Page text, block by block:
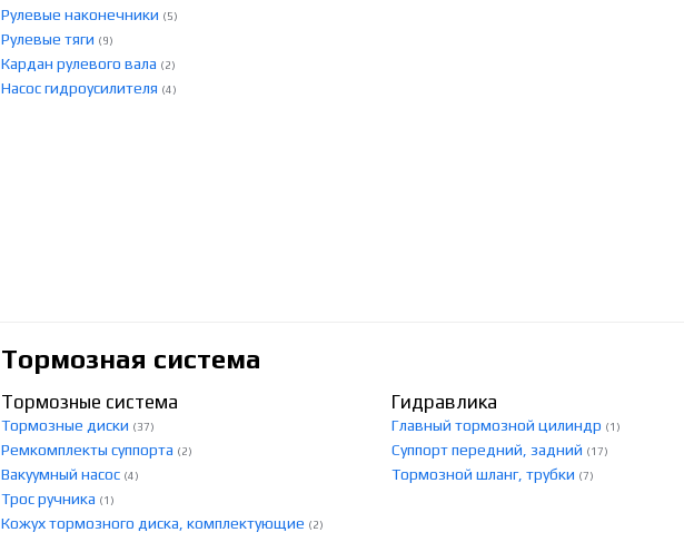
Рулевые наконечники (5)
Рулевые тяги (9)
Кардан рулевого вала (2)
Насос гидроусилителя (4)
Тормозная система
Тормозные система
Тормозные диски (37)
Ремкомплекты суппорта (2)
Вакуумный насос (4)
Трос ручника (1)
Кожух тормозного диска, комплектующие (2)
Гидравлика
Главный тормозной цилиндр (1)
Суппорт передний, задний (17)
Тормозной шланг, трубки (7)